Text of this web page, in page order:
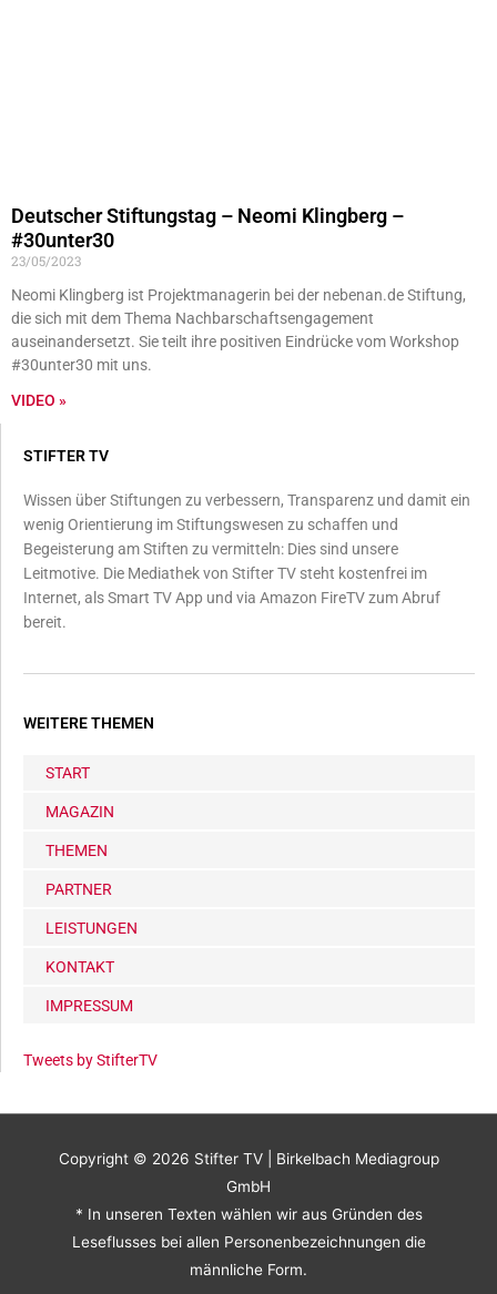
Deutscher Stiftungstag – Neomi Klingberg –
#30unter30
23/05/2023
Neomi Klingberg ist Projektmanagerin bei der nebenan.de Stiftung,
die sich mit dem Thema Nachbarschaftsengagement
auseinandersetzt. Sie teilt ihre positiven Eindrücke vom Workshop
#30unter30 mit uns.
VIDEO »
STIFTER TV
Wissen über Stiftungen zu verbessern, Transparenz und damit ein
wenig Orientierung im Stiftungswesen zu schaffen und
Begeisterung am Stiften zu vermitteln: Dies sind unsere
Leitmotive. Die Mediathek von Stifter TV steht kostenfrei im
Internet, als Smart TV App und via Amazon FireTV zum Abruf
bereit.
WEITERE THEMEN
START
MAGAZIN
THEMEN
PARTNER
LEISTUNGEN
KONTAKT
IMPRESSUM
Tweets by StifterTV
Copyright © 2026 Stifter TV| Birkelbach Mediagroup
GmbH
* In unseren Texten wählen wir aus Gründen des
Leseflusses bei allen Personenbezeichnungen die
männliche Form.